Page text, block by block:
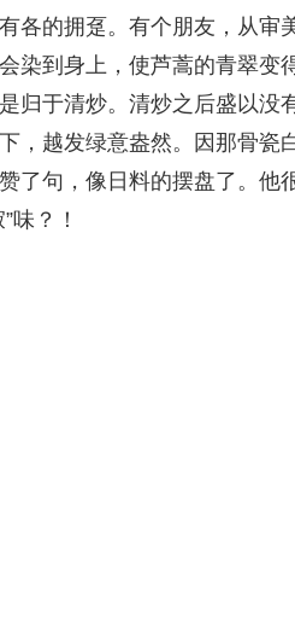
各的拥趸。有个朋友，从审
染到身上，使芦蒿的青翠变
归于清炒。清炒之后盛以没
，越发绿意盎然。因那骨瓷
了句，像日料的摆盘了。他
味？！